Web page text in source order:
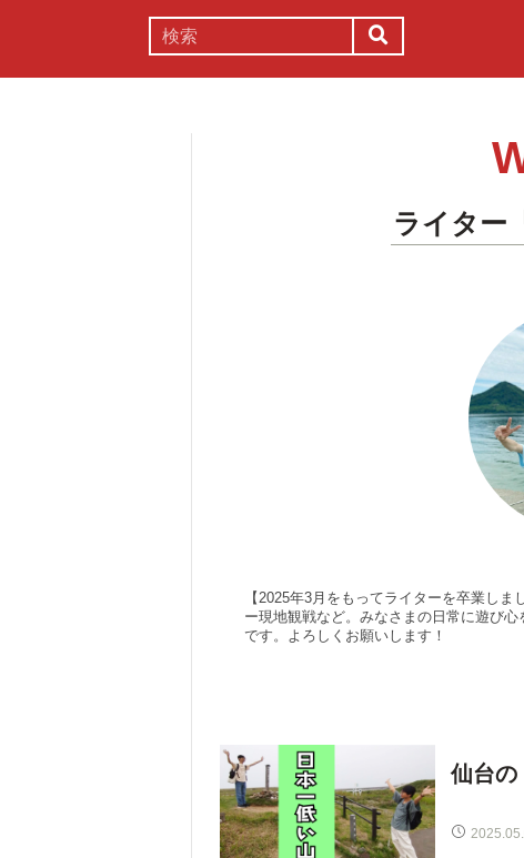
ライター
【2025年3月をもってライターを卒業し
ー現地観戦など。みなさまの日常に遊び
です。よろしくお願いします！
仙台の